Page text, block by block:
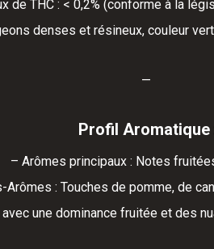
de THC : < 0,2% (conforme à la
denses et résineux, couleur
—
Profil Aromatique
– Arômes principaux : Notes
Arômes : Touches de pomme, de
une dominance fruitée et des